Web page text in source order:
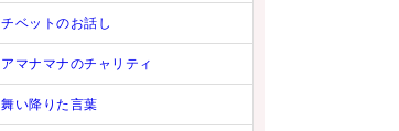
チベットのお話し
アマナマナのチャリティ
舞い降りた言葉